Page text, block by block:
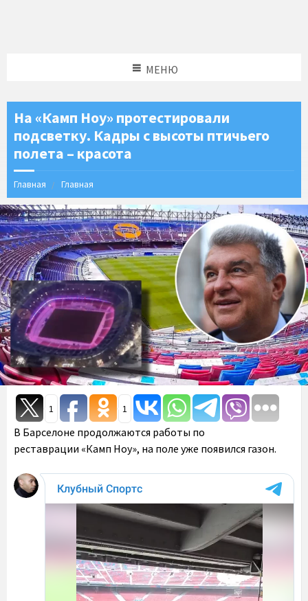
МЕНЮ
На «Камп Ноу» протестировали
подсветку. Кадры с высоты птичьего
полета – красота
Главная Главная
1 1
В Барселоне продолжаются работы по
реставрации «Камп Ноу», на поле уже появился газон.